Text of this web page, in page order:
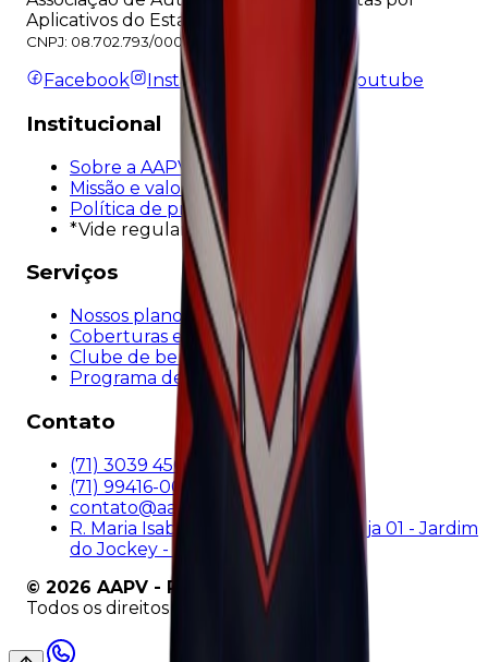
Aplicativos do Estado da Bahia.
CNPJ: 08.702.793/0001-00
Facebook Instagram Youtube
Institucional
Sobre a AAPV
Missão e valores
Política de privacidade
*Vide regulamento
Serviços
Nossos planos
Coberturas e proteções
Clube de benefícios
Programa de indicação
Contato
(71) 3039 4500
(71) 99416-0062
contato@aapv.com.br
R. Maria Isabel dos Santos, 520 - Loja 01 - Jardim
do Jockey - Lauro de Freitas - BA
© 2026 AAPV - Proteção Veicular.
Todos os direitos reservados.